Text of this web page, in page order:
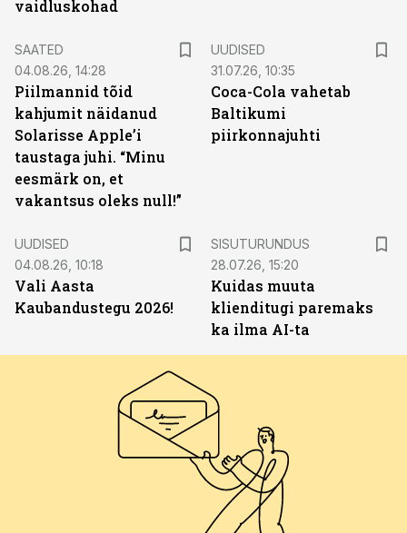
vaidluskohad
SAATED
04.08.26, 14:28
Piilmannid tõid
kahjumit näidanud
Solarisse Apple’i
taustaga juhi. “Minu
eesmärk on, et
vakantsus oleks null!”
UUDISED
31.07.26, 10:35
Coca-Cola vahetab
Baltikumi
piirkonnajuhti
UUDISED
04.08.26, 10:18
Vali Aasta
Kaubandustegu 2026!
SISUTURUNDUS
28.07.26, 15:20
Kuidas muuta
klienditugi paremaks
ka ilma AI-ta